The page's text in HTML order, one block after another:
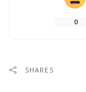
0
SHARES